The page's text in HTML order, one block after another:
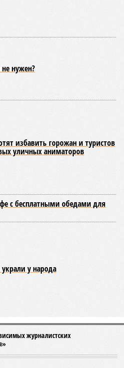
нужен?
избавить горожан и туристов
уличных аниматоров
с бесплатными обедами для
у народа
журналистских